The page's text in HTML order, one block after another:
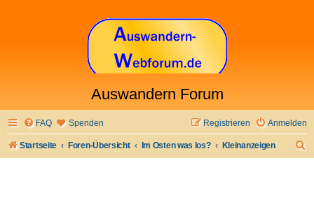
Auswandern Forum
FAQ Spenden Anmelden
Registrieren
Startseite Foren-Übersicht Im Osten was los? Kleinanzeigen